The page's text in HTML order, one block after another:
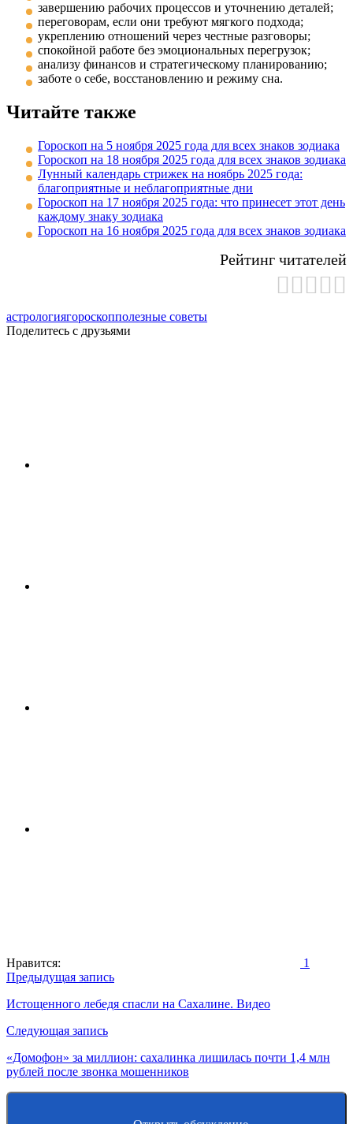
завершению рабочих процессов и уточнению деталей;
переговорам, если они требуют мягкого подхода;
укреплению отношений через честные разговоры;
спокойной работе без эмоциональных перегрузок;
анализу финансов и стратегическому планированию;
заботе о себе, восстановлению и режиму сна.
Читайте также
Гороскоп на 5 ноября 2025 года для всех знаков зодиака
Гороскоп на 18 ноября 2025 года для всех знаков зодиака
Лунный календарь стрижек на ноябрь 2025 года:
благоприятные и неблагоприятные дни
Гороскоп на 17 ноября 2025 года: что принесет этот день
каждому знаку зодиака
Гороскоп на 16 ноября 2025 года для всех знаков зодиака
Рейтинг читателей
астрологиягороскопполезные советы
Поделитесь с друзьями
Нравится: 1
Навигация
по
записям
Предыдущая запись
Истощенного лебедя спасли на Сахалине. Видео
Следующая запись
«Домофон» за миллион: сахалинка лишилась почти 1,4 млн
рублей после звонка мошенников